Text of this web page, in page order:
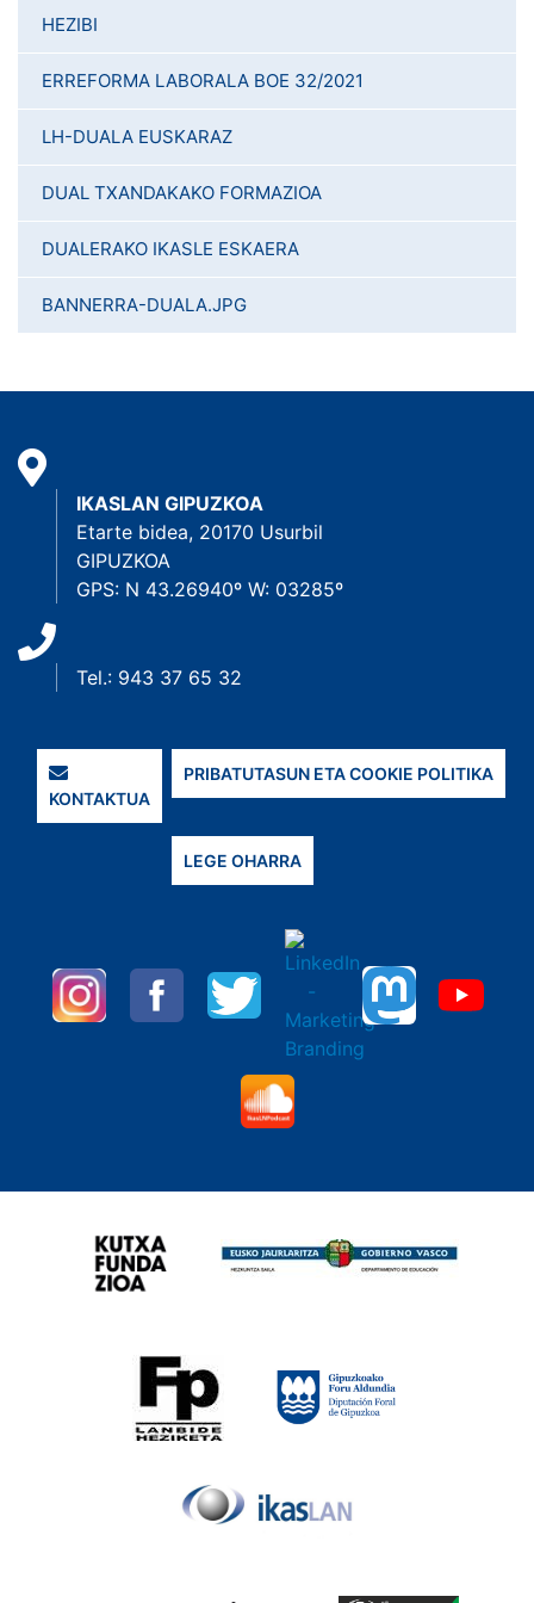
HEZIBI
ERREFORMA LABORALA BOE 32/2021
LH-DUALA EUSKARAZ
DUAL TXANDAKAKO FORMAZIOA
DUALERAKO IKASLE ESKAERA
BANNERRA-DUALA.JPG
IKASLAN GIPUZKOA
Etarte bidea, 20170 Usurbil
GIPUZKOA
GPS: N 43.26940º W: 03285º
Tel.: 943 37 65 32
KONTAKTUA
PRIBATUTASUN ETA COOKIE POLITIKA
LEGE OHARRA